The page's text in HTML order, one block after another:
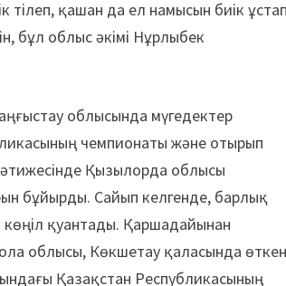
тілеп, қашан да ел намысын биік
бұл облыс әкімі Нұрлыбек
облысында мүгедектер
чемпионаты және отырып
Қызылорда облысы
бұйырды. Сайып келгенде, барлық
қуантады. Қаршадайынан
облысы, Көкшетау қаласында
Қазақстан Республикасының